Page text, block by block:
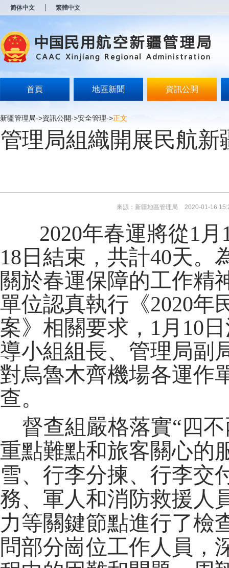
简体中文 繁體中文
首頁 地區新聞 資訊公開
新疆管理局->資訊公開->安全管理->正文
管理局組織開展民航
來源：新疆地區管理局 2020-01-16
2020年春運將從1
18日結束，共計40天。
關於春運保障的工作精
單位認真執行《2020年
案》相關要求，1月10
導小組組長、管理局副
對烏魯木齊機場各運作
查。
督查組嚴格落實“四
重點難點和旅客關心的
雪、行李分揀、行李交
務、軍人和消防救援人
力等關鍵節點進行了檢
問部分崗位工作人員，
开
无
障
说
按
Alt
加
波
浪